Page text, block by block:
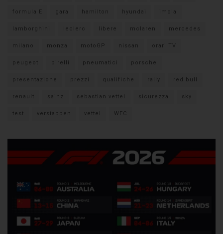
formula E gara hamilton hyundai imola
lamborghini leclerc libere mclaren mercedes
milano monza motoGP nissan orari TV
peugeot pirelli pneumatici porsche
presentazione prezzi qualifiche rally red bull
renault sainz sebastian vettel sicurezza sky
test verstappen vettel WEC